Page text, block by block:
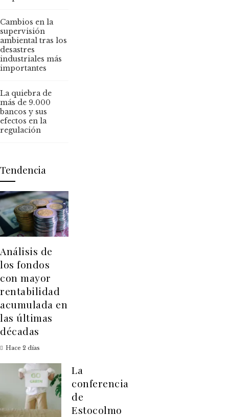
Cambios en la
supervisión
ambiental tras los
desastres
industriales más
importantes
La quiebra de
más de 9.000
bancos y sus
efectos en la
regulación
Tendencia
Análisis de
los fondos
con mayor
rentabilidad
acumulada en
las últimas
décadas
Hace 2 días
La
conferencia
de
Estocolmo